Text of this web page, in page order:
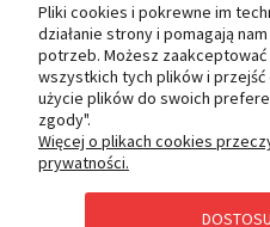
O
Pliki cookies i pokrewne im
działanie strony i pomagają
potrzeb. Możesz
wszystkich tych plików i
użycie plików do swoich
zgody".
Więcej o plikach cookies
prywatności.